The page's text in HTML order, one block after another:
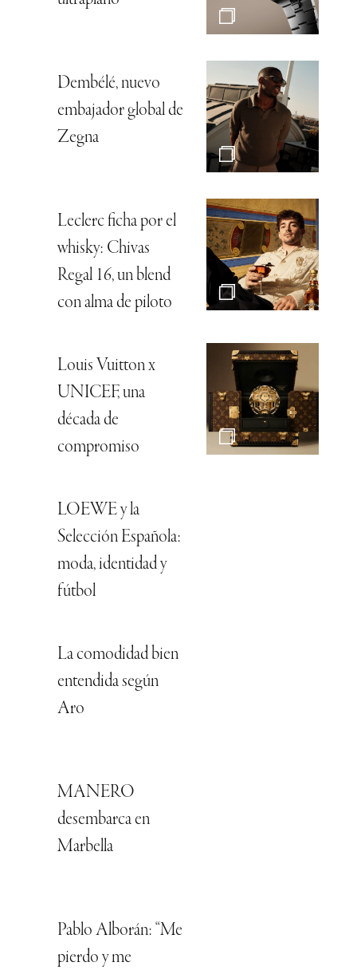
Dembélé, nuevo
embajador global de
Zegna
Leclerc ficha por el
whisky: Chivas
Regal 16, un blend
con alma de piloto
Louis Vuitton x
UNICEF, una
década de
compromiso
LOEWE y la
Selección Española:
moda, identidad y
fútbol
La comodidad bien
entendida según
Aro
MANERO
desembarca en
Marbella
Pablo Alborán: “Me
pierdo y me